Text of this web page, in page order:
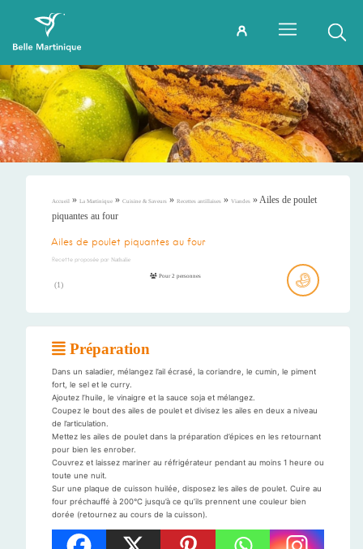
Accueil » La Martinique » Cuisine & Saveurs » Recettes antillaises » Viandes »Ailes de poulet
piquantes au four
Ailes de poulet piquantes au four
Recette proposée par Nathalie
(1)
Pour 2 personnes
Préparation
Dans un saladier, mélangez l’ail écrasé, la coriandre, le cumin, le piment
fort, le sel et le curry.
Ajoutez l’huile, le vinaigre et la sauce soja et mélangez.
Coupez le bout des ailes de poulet et divisez les ailes en deux a niveau
de l’articulation.
Mettez les ailes de poulet dans la préparation d’épices en les retournant
pour bien les enrober.
Couvrez et laissez mariner au réfrigérateur pendant au moins 1 heure ou
toute une nuit.
Sur une plaque de cuisson huilée, disposez les ailes de poulet. Cuire au
four préchauffé à 200°C jusqu’à ce qu’ils prennent une couleur bien
dorée (retournez au cours de la cuisson).